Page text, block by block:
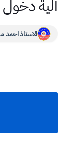
آلية دخول
الاستاذ احمد